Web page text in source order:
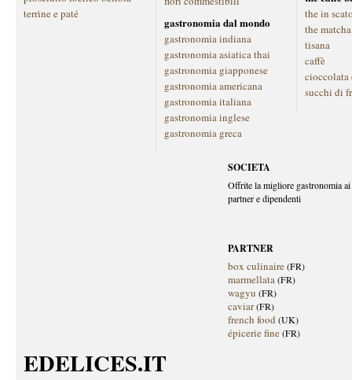
terrine e paté
gastronomia dal mondo
gastronomia indiana
gastronomia asiatica thai
gastronomia giapponese
gastronomia americana
gastronomia italiana
gastronomia inglese
gastronomia greca
the in
the matcha
tisana
caffè
cioccolata
succhi di
SOCIETA
Offrite la migliore gastronomia
partner e dipendenti
PARTNER
box culinaire(FR)
marmellata(FR)
wagyu (FR)
caviar(FR)
french food (UK)
épicerie fine(FR)
EDELICES.IT